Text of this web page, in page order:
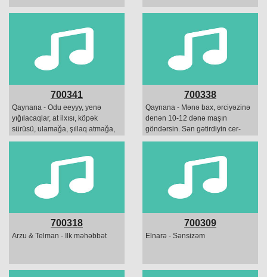
700341
Qaynana - Odu eeyyy, yenə
yığılacaqlar, at ilxısı, köpək
sürüsü, ulamağa, şıllaq atmağa,
Hü-hühühü!!!!
700338
Qaynana - Mənə bax, ərciyəzinə
denən 10-12 dənə maşın
göndərsin. Sən gətirdiyin cer-
cehizi daşıyıb aparsın...
700318
Arzu & Telman - Ilk məhəbbət
700309
Elnarə - Sənsizəm